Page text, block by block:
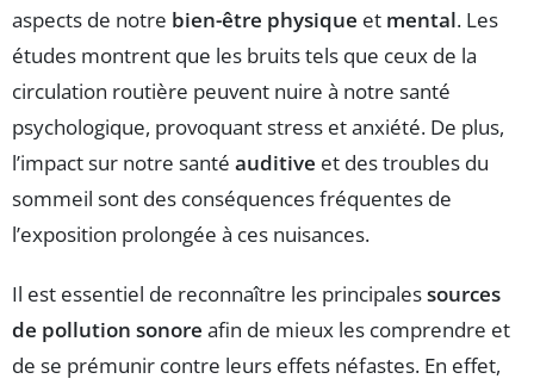
aspects de notre bien-être physique et mental. Les
études montrent que les bruits tels que ceux de la
circulation routière peuvent nuire à notre santé
psychologique, provoquant stress et anxiété. De plus,
l’impact sur notre santé auditive et des troubles du
sommeil sont des conséquences fréquentes de
l’exposition prolongée à ces nuisances.
Il est essentiel de reconnaître les principalessources
de pollution sonore afin de mieux les comprendre et
de se prémunir contre leurs effets néfastes. En effet,